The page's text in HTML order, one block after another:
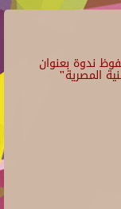
ندوة بعنوان
المصرية"